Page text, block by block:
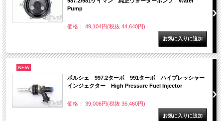
Pump
価格： 49,104円(税抜 44,640円)
NEW
ポルシェ 997.2ターボ 991ターボ ハイプレッシャー
インジェクター High Pressure Fuel Injector
価格： 39,006円(税抜 35,460円)